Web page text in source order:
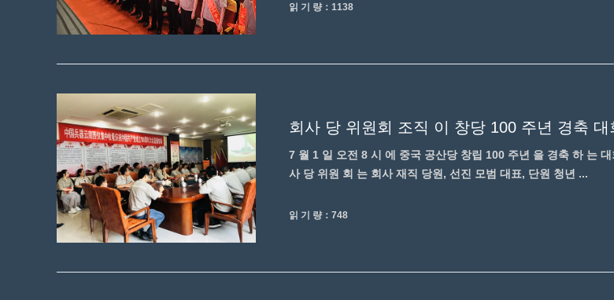
읽 기 량：1138
회사 당 위원회 조직 이 창당 100 주년 경축
7 월 1 일 오전 8 시 에 중국 공산당 창립 100 주년 을 경축 하 는
사 당 위원 회 는 회사 재직 당원, 선진 모범 대표, 단원 청년 ...
읽 기 량：748